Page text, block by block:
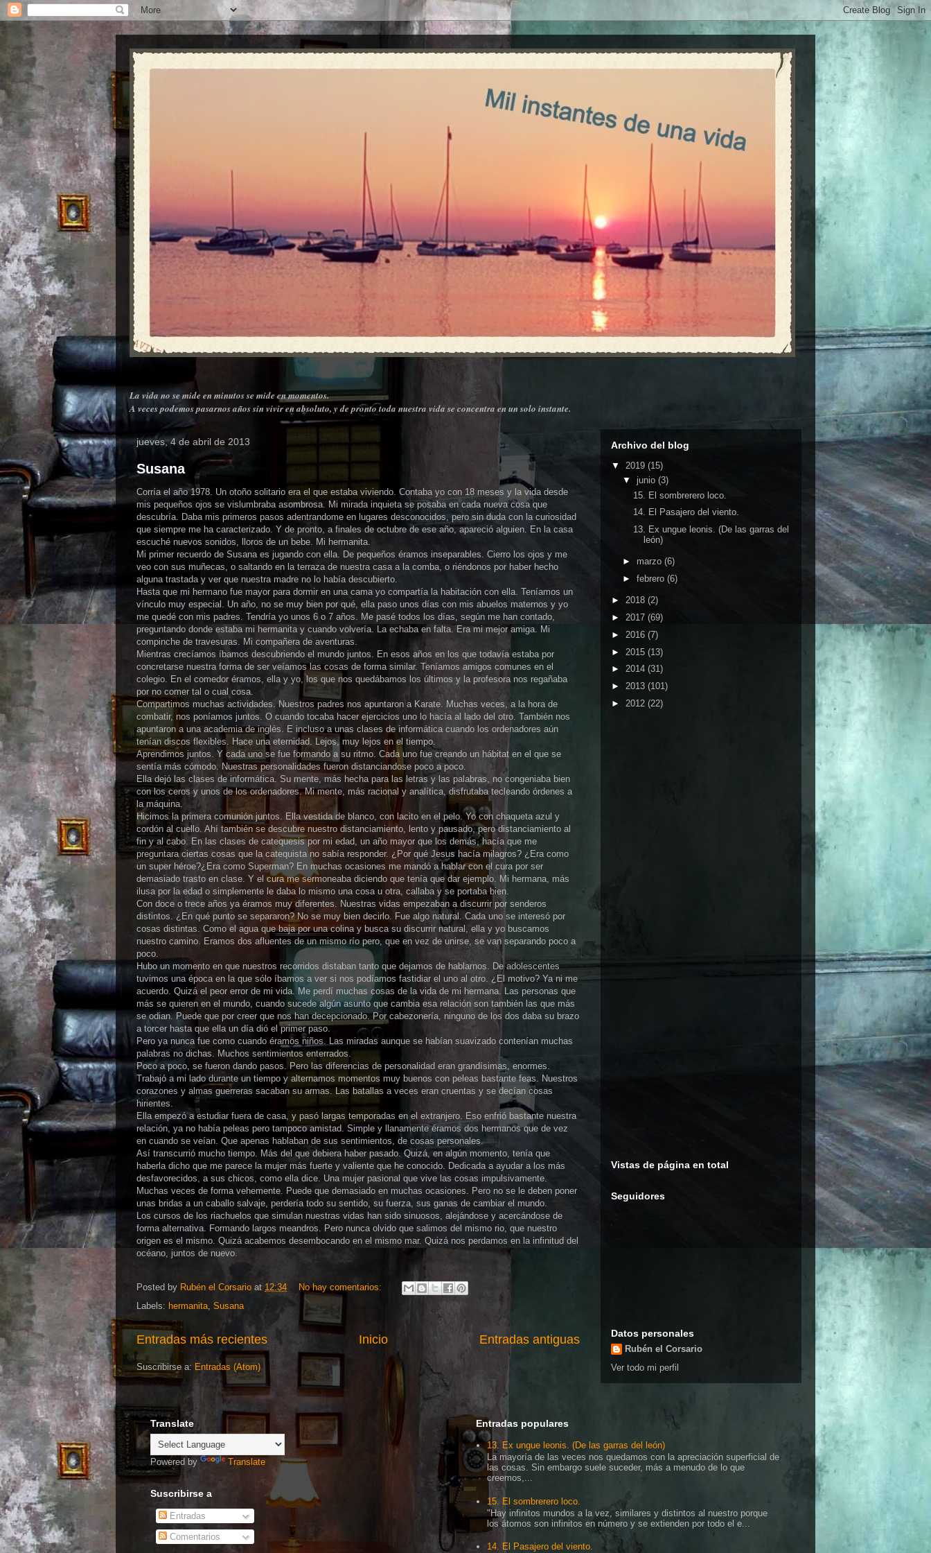
La vida no se mide en minutos se mide en momentos.
A veces podemos pasarnos años sin vivir en absoluto, y de pronto toda nuestra vida se concentra en un solo instante.
jueves, 4 de abril de 2013
Susana
Corría el año 1978. Un otoño solitario era el que estaba viviendo. Contaba yo con 18 meses y la vida desde
mis pequeños ojos se vislumbraba asombrosa. Mi mirada inquieta se posaba en cada nueva cosa que
descubría. Daba mis primeros pasos adentrandome en lugares desconocidos, pero sin duda con la curiosidad
que siempre me ha caracterizado. Y de pronto, a finales de octubre de ese año, apareció alguien. En la casa
escuché nuevos sonidos, lloros de un bebe. Mi hermanita.
Mi primer recuerdo de Susana es jugando con ella. De pequeños éramos inseparables. Cierro los ojos y me
veo con sus muñecas, o saltando en la terraza de nuestra casa a la comba, o riéndonos por haber hecho
alguna trastada y ver que nuestra madre no lo había descubierto.
Hasta que mi hermano fue mayor para dormir en una cama yo compartía la habitación con ella. Teníamos un
vínculo muy especial. Un año, no se muy bien por qué, ella paso unos días con mis abuelos maternos y yo
me quedé con mis padres. Tendría yo unos 6 o 7 años. Me pasé todos los días, según me han contado,
preguntando donde estaba mi hermanita y cuando volvería. La echaba en falta. Era mi mejor amiga. Mi
compinche de travesuras. Mi compañera de aventuras.
Mientras crecíamos íbamos descubriendo el mundo juntos. En esos años en los que todavía estaba por
concretarse nuestra forma de ser veíamos las cosas de forma similar. Teníamos amigos comunes en el
colegio. En el comedor éramos, ella y yo, los que nos quedábamos los últimos y la profesora nos regañaba
por no comer tal o cual cosa.
Compartimos muchas actividades. Nuestros padres nos apuntaron a Karate. Muchas veces, a la hora de
combatir, nos poníamos juntos. O cuando tocaba hacer ejercicios uno lo hacía al lado del otro. También nos
apuntaron a una academia de inglés. E incluso a unas clases de informática cuando los ordenadores aún
tenían discos flexibles. Hace una eternidad. Lejos, muy lejos en el tiempo.
Aprendimos juntos. Y cada uno se fue formando a su ritmo. Cada uno fue creando un hábitat en el que se
sentía más cómodo. Nuestras personalidades fueron distanciandose poco a poco.
Ella dejó las clases de informática. Su mente, más hecha para las letras y las palabras, no congeniaba bien
con los ceros y unos de los ordenadores. Mi mente, más racional y analítica, disfrutaba tecleando órdenes a
la máquina.
Hicimos la primera comunión juntos. Ella vestida de blanco, con lacito en el pelo. Yo con chaqueta azul y
cordón al cuello. Ahí también se descubre nuestro distanciamiento, lento y pausado, pero distanciamiento al
fin y al cabo. En las clases de catequesis por mi edad, un año mayor que los demás, hacía que me
preguntara ciertas cosas que la catequista no sabía responder. ¿Por qué Jesus hacía milagros? ¿Era como
un super héroe?¿Era como Superman? En muchas ocasiones me mandó a hablar con el cura por ser
demasiado trasto en clase. Y el cura me sermoneaba diciendo que tenía que dar ejemplo. Mi hermana, más
ilusa por la edad o simplemente le daba lo mismo una cosa u otra, callaba y se portaba bien.
Con doce o trece años ya éramos muy diferentes. Nuestras vidas empezaban a discurrir por senderos
distintos. ¿En qué punto se separaron? No se muy bien decirlo. Fue algo natural. Cada uno se interesó por
cosas distintas. Como el agua que baja por una colina y busca su discurrir natural, ella y yo buscamos
nuestro camino. Eramos dos afluentes de un mismo río pero, que en vez de unirse, se van separando poco a
poco.
Hubo un momento en que nuestros recorridos distaban tanto que dejamos de hablarnos. De adolescentes
tuvimos una época en la que sólo íbamos a ver si nos podíamos fastidiar el uno al otro. ¿El motivo? Ya ni me
acuerdo. Quizá el peor error de mi vida. Me perdí muchas cosas de la vida de mi hermana. Las personas que
más se quieren en el mundo, cuando sucede algún asunto que cambia esa relación son también las que más
se odian. Puede que por creer que nos han decepcionado. Por cabezonería, ninguno de los dos daba su brazo
a torcer hasta que ella un día dió el primer paso.
Pero ya nunca fue como cuando éramos niños. Las miradas aunque se habían suavizado contenían muchas
palabras no dichas. Muchos sentimientos enterrados.
Poco a poco, se fueron dando pasos. Pero las diferencias de personalidad eran grandísimas, enormes.
Trabajó a mi lado durante un tiempo y alternamos momentos muy buenos con peleas bastante feas. Nuestros
corazones y almas guerreras sacaban su armas. Las batallas a veces eran cruentas y se decían cosas
hirientes.
Ella empezó a estudiar fuera de casa, y pasó largas temporadas en el extranjero. Eso enfrió bastante nuestra
relación, ya no había peleas pero tampoco amistad. Simple y llanamente éramos dos hermanos que de vez
en cuando se veían. Que apenas hablaban de sus sentimientos, de cosas personales.
Así transcurrió mucho tiempo. Más del que debiera haber pasado. Quizá, en algún momento, tenía que
haberla dicho que me parece la mujer más fuerte y valiente que he conocido. Dedicada a ayudar a los más
desfavorecidos, a sus chicos, como ella dice. Una mujer pasional que vive las cosas impulsivamente.
Muchas veces de forma vehemente. Puede que demasiado en muchas ocasiones. Pero no se le deben poner
unas bridas a un caballo salvaje, perdería todo su sentido, su fuerza, sus ganas de cambiar el mundo.
Los cursos de los riachuelos que simulan nuestras vidas han sido sinuosos, alejándose y acercándose de
forma alternativa. Formando largos meandros. Pero nunca olvido que salimos del mismo rio, que nuestro
origen es el mismo. Quizá acabemos desembocando en el mismo mar. Quizá nos perdamos en la infinitud del
océano, juntos de nuevo.
Posted by Rubén el Corsario at 12:34
No hay comentarios:
Labels: hermanita, Susana
Entradas más recientes Entradas antiguas
Inicio
Suscribirse a: Entradas (Atom)
Archivo del blog
▼ 2019 (15)
▼ junio (3)
15. El sombrerero loco.
14. El Pasajero del viento.
13. Ex ungue leonis. (De las garras del
león)
► marzo (6)
► febrero (6)
► 2018 (2)
► 2017 (69)
► 2016 (7)
► 2015 (13)
► 2014 (31)
► 2013 (101)
► 2012 (22)
Vistas de página en total
Seguidores
Datos personales
Rubén el Corsario
Ver todo mi perfil
Translate
Powered by Translate
Suscribirse a
Entradas
Comentarios
Entradas populares
13. Ex ungue leonis. (De las garras del león)
La mayoría de las veces nos quedamos con la apreciación superficial de
las cosas. Sin embargo suele suceder, más a menudo de lo que
creemos,...
15. El sombrerero loco.
"Hay infinitos mundos a la vez, similares y distintos al nuestro porque
los átomos son infinitos en número y se extienden por todo el e...
14. El Pasajero del viento.